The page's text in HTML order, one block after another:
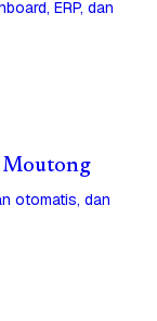
ERP, dan
Moutong
otomatis, dan